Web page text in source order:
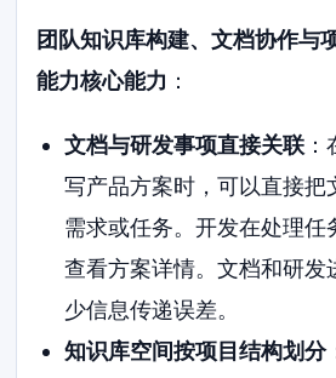
团队知识库构建、文档协作与
能力核心能力 ：
文档与研发事项直接关联：
写产品方案时，可以直接把
需求或任务。开发在处理任
查看方案详情。文档和研发
少信息传递误差。
知识库空间按项目结构划分